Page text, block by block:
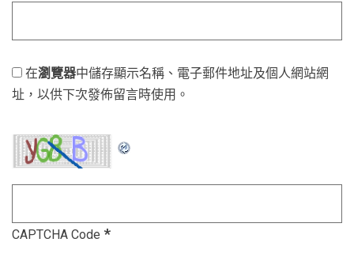
在瀏覽器中儲存顯示名稱、電子郵件地址及個人網站網
址，以供下次發佈留言時使用。
CAPTCHA Code *